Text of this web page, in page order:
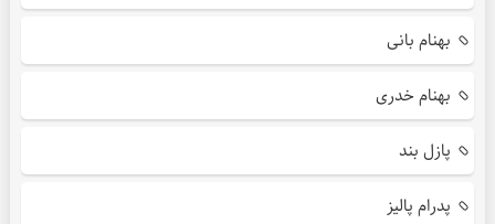
بهنام بانی
بهنام خدری
پازل بند
پدرام پالیز